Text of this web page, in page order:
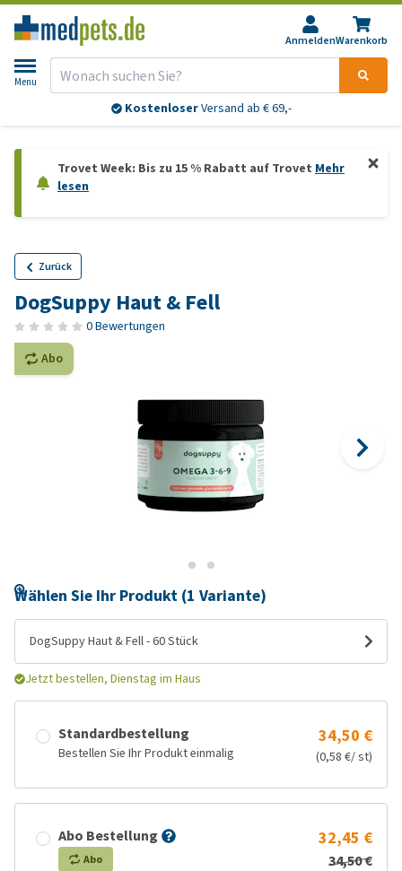
AnmeldenWarenkorb
Menu
KostenloserVersand ab € 69,-
Trovet Week: Bis zu 15 % Rabatt auf Trovet Mehr
lesen
Zurück
DogSuppy Haut & Fell
0 Bewertungen
Abo
Wählen Sie Ihr Produkt (1 Variante)
DogSuppy Haut & Fell - 60 Stück
Jetzt bestellen, Dienstag im Haus
Standardbestellung
Bestellen Sie Ihr Produkt einmalig
34,50 €
(0,58 €/ st)
Abo Bestellung
Abo
32,45 €
34,50 €